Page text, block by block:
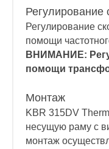
Регулирование
Регулирование
помощи
ВНИМАНИЕ:
помощи
Монтаж
KBR 315DV
несущую раму с
монтаж